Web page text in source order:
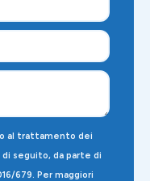
al trattamento dei
seguito, da parte di
679. Per maggiori